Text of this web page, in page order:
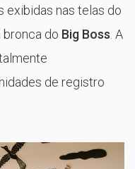
exibidas nas telas do
bronca do Big Boss . A
de registro